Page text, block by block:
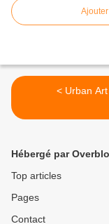
< Urban Art
Hébergé par
Top articles
Pages
Contact